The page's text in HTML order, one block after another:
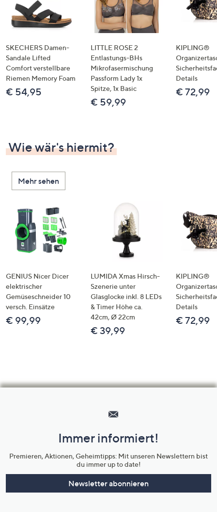
SKECHERS Damen-
Sandale Lifted
Comfort verstellbare
Riemen Memory Foam
€ 54,95
LITTLE ROSE 2
Entlastungs-BHs
Mikrofasermischung
Passform Lady 1x
Spitze, 1x Basic
€ 59,99
KIPLING®
Details
€ 72,99
Wie wär's hiermit?
Mehr sehen
GENIUS Nicer Dicer
elektrischer
Gemüseschneider 10
versch. Einsätze
€ 99,99
LUMIDA Xmas Hirsch-
Szenerie unter
Glasglocke inkl. 8 LEDs
& Timer Höhe ca.
42cm, Ø 22cm
€ 39,99
KIPLING®
Details
€ 72,99
Unternehmensinformationen
Immer informiert!
Premieren, Aktionen, Geheimtipps: Mit unseren Newslettern bist
du immer up to date!
Newsletter abonnieren